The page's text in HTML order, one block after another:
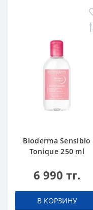
Bioderma Sensibio
Tonique 250 ml
6 990 тг.
В КОРЗИНУ